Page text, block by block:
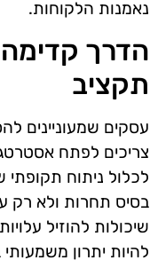
נאמנות הלקוחות.
הדרך
תקציב
עסקים שמעוניינים
צריכים לפתח
לכלול ניתוח תקופתי
בסיס תחרות ולא רק
שיכולות להוזיל
להיות יתרון משמעותי